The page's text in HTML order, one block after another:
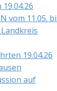
vom 11.05.
19.04.26
auf